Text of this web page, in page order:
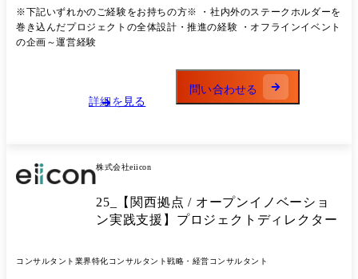
ノベーションで事業を創出するサービスを提供しています。 オープンイ
ノベーションを世の中にインストールすることで、イノベーション創出
に向けた新たな武器をあらゆる組織に実装いただきたいと考えていま
規事業創出の成功に向け、大手企業・官公庁向けの新規事業創出プログ
ラムにおける各施策のディレクターとしてプログラムを成功に導きま
_「体制構築・タスク明確化・スケジュール管理・進捗管理・工数管
企業選定、ソーシング業務など ・オンライン/オフラインイベントの企
画～運営_ピッチイベントやオープンイノベーションに関するセミナ
※下記いずれかのご経験をお持ちの方※ ・社内外のステークホルダーを
巻き込んだプロジェクトの全体設計・推進の経験 ・オフラインイベント
の企画～運営経験
詳細を見る
問い合わせる
株式会社eiicon
25_【関西拠点 / オープンイノベーショ
ン実践支援】プロジェクトディレクター
コンサルタント 業界特化コンサルタント戦略・経営コンサルタント